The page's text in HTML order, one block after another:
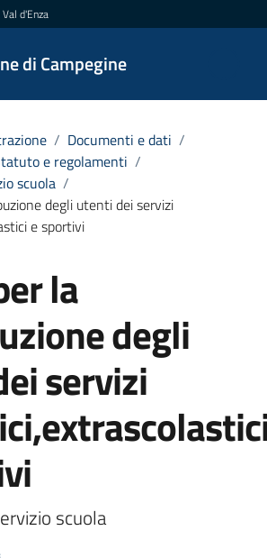
d'Enza
di Campegine
/ Documenti e dati /
e regolamenti /
scuola /
degli utenti dei servizi
e sportivi
la
degli
servizi
scuola